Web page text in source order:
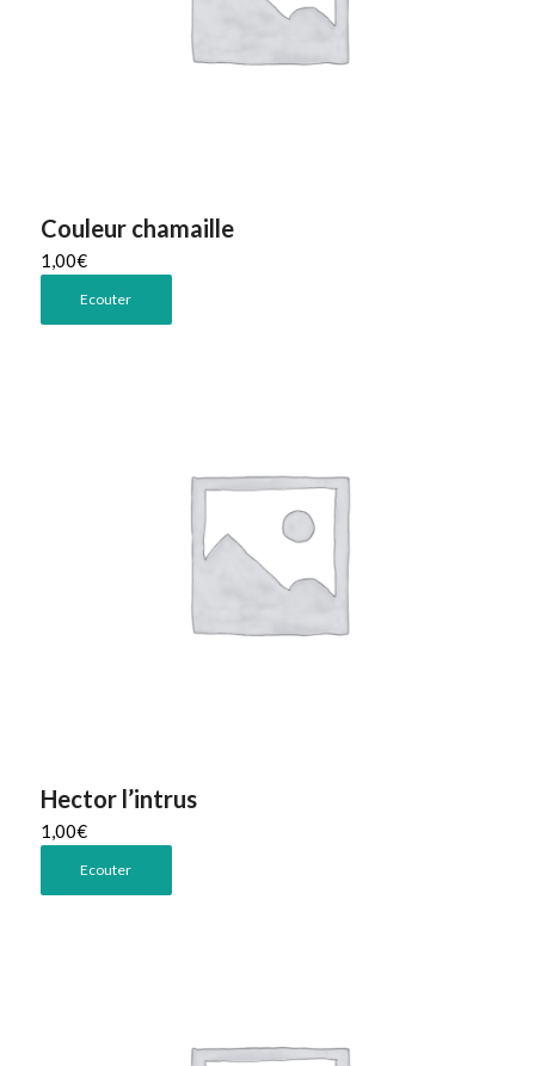
Couleur chamaille
1,00€
Ecouter
Hector l’intrus
1,00€
Ecouter